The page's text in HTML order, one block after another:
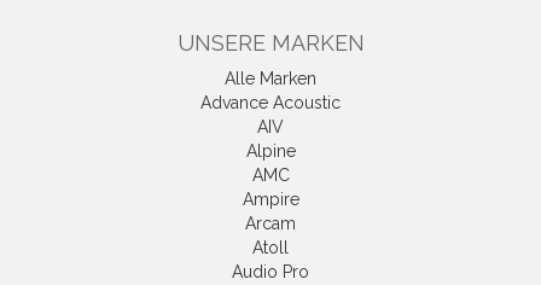
UNSERE MARKEN
Alle Marken
Advance Acoustic
AIV
Alpine
AMC
Ampire
Arcam
Atoll
Audio Pro